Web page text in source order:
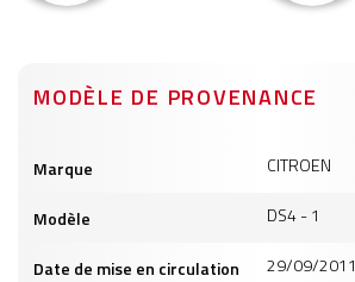
MODÈLE DE PROVENANCE
produits
Marque CITROEN
Modèle DS4 - 1
Date de mise en circulation 29/09/2011